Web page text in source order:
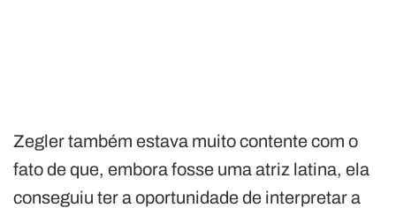
Zegler também estava muito contente com o
fato de que, embora fosse uma atriz latina, ela
conseguiu ter a oportunidade de interpretar a